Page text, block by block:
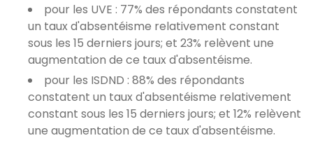
pour les UVE : 77% des répondants constatent
un taux d'absentéisme relativement constant
sous les 15 derniers jours; et 23% relèvent une
augmentation de ce taux d'absentéisme.
pour les ISDND : 88% des répondants
constatent un taux d'absentéisme relativement
constant sous les 15 derniers jours; et 12% relèvent
une augmentation de ce taux d'absentéisme.